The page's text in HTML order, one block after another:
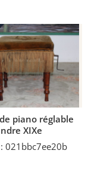
piano réglable
XIXe
021bbc7ee20b